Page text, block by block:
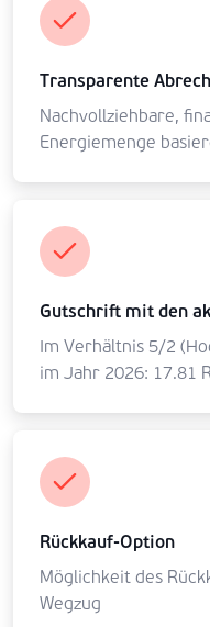
Transparente
Nachvollziehbare,
Energiemenge
Gutschrift mit den
Im Verhältnis 5/2
im Jahr 2026: 17.81
Rückkauf-Option
Möglichkeit des
Wegzug